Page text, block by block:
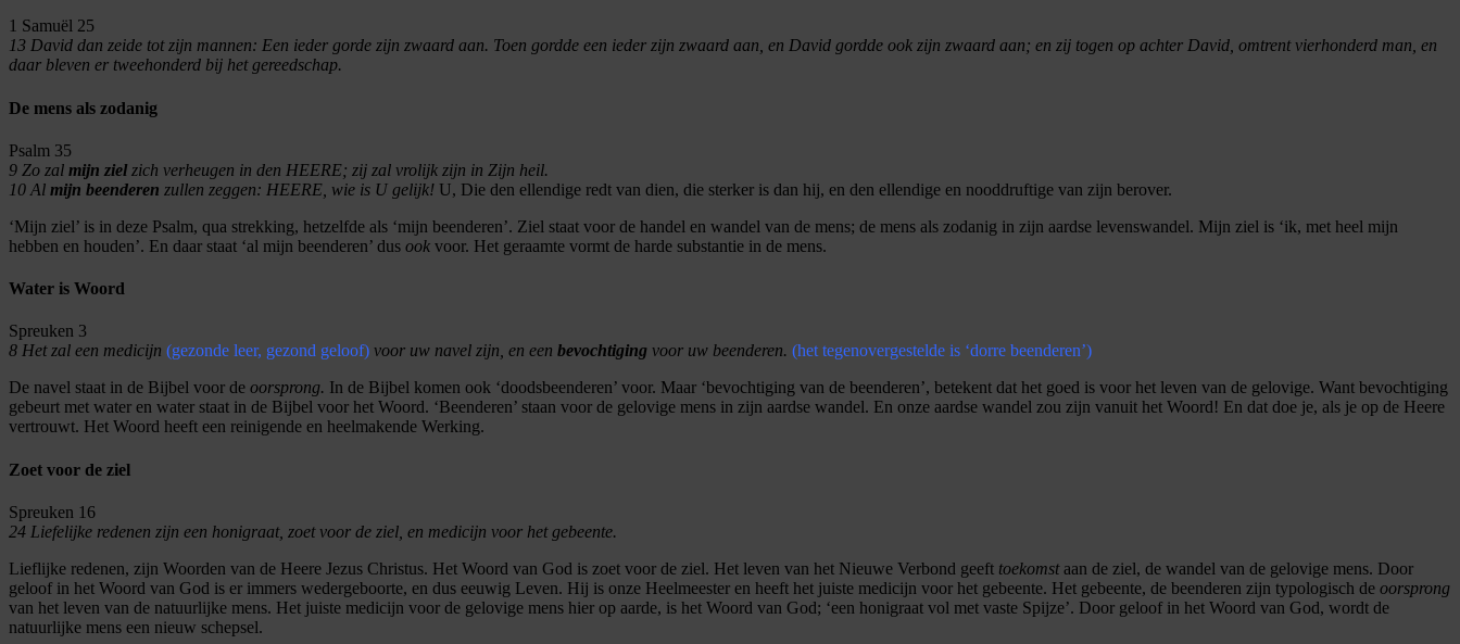
1 Samuël 25
13 David dan zeide tot zijn mannen: Een ieder gorde zijn zwaard aan. Toen gordde een ieder zijn zwaard aan, en David gordde ook zijn zwaard aan; en zij togen op achter David, omtrent vierhonderd man, en
daar bleven er tweehonderd bij het gereedschap.
De mens als zodanig
Psalm 35
9 Zo zal mijn ziel zich verheugen in den HEERE; zij zal vrolijk zijn in Zijn heil.
10 Al mijn beenderen zullen zeggen: HEERE, wie is U gelijk! U, Die den ellendige redt van dien, die sterker is dan hij, en den ellendige en nooddruftige van zijn berover.
‘Mijn ziel’ is in deze Psalm, qua strekking, hetzelfde als ‘mijn beenderen’. Ziel staat voor de handel en wandel van de mens; de mens als zodanig in zijn aardse levenswandel. Mijn ziel is ‘ik, met heel mijn
hebben en houden’. En daar staat ‘al mijn beenderen’ dus ook voor. Het geraamte vormt de harde substantie in de mens.
Water is Woord
Spreuken 3
8 Het zal een medicijn (gezonde leer, gezond geloof) voor uw navel zijn, en een bevochtiging voor uw beenderen. (het tegenovergestelde is ‘dorre beenderen’)
De navel staat in de Bijbel voor de oorsprong. In de Bijbel komen ook ‘doodsbeenderen’ voor. Maar ‘bevochtiging van de beenderen’, betekent dat het goed is voor het leven van de gelovige. Want bevochtiging
gebeurt met water en water staat in de Bijbel voor het Woord. ‘Beenderen’ staan voor de gelovige mens in zijn aardse wandel. En onze aardse wandel zou zijn vanuit het Woord! En dat doe je, als je op de Heere
vertrouwt. Het Woord heeft een reinigende en heelmakende Werking.
Zoet voor de ziel
Spreuken 16
24 Liefelijke redenen zijn een honigraat, zoet voor de ziel, en medicijn voor het gebeente.
Lieflijke redenen, zijn Woorden van de Heere Jezus Christus. Het Woord van God is zoet voor de ziel. Het leven van het Nieuwe Verbond geeft toekomstaan de ziel, de wandel van de gelovige mens. Door
geloof in het Woord van God is er immers wedergeboorte, en dus eeuwig Leven. Hij is onze Heelmeester en heeft het juiste medicijn voor het gebeente. Het gebeente, de beenderen zijn typologisch de oorsprong
van het leven van de natuurlijke mens. Het juiste medicijn voor de gelovige mens hier op aarde, is het Woord van God; ‘een honigraat vol met vaste Spijze’. Door geloof in het Woord van God, wordt de
natuurlijke mens een nieuw schepsel.